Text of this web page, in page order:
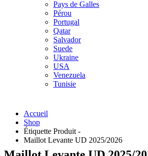
Pays de Galles
Pérou
Portugal
Qatar
Salvador
Suede
Ukraine
USA
Venezuela
Tunisie
Accueil
Shop
Étiquette Produit -
Maillot Levante UD 2025/2026